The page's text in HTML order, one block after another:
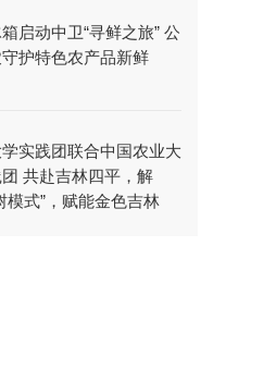
启动中卫“寻鲜之旅” 公
护特色农产品新鲜
实践团联合中国农业大
共赴吉林四平，解
模式”，赋能金色吉林